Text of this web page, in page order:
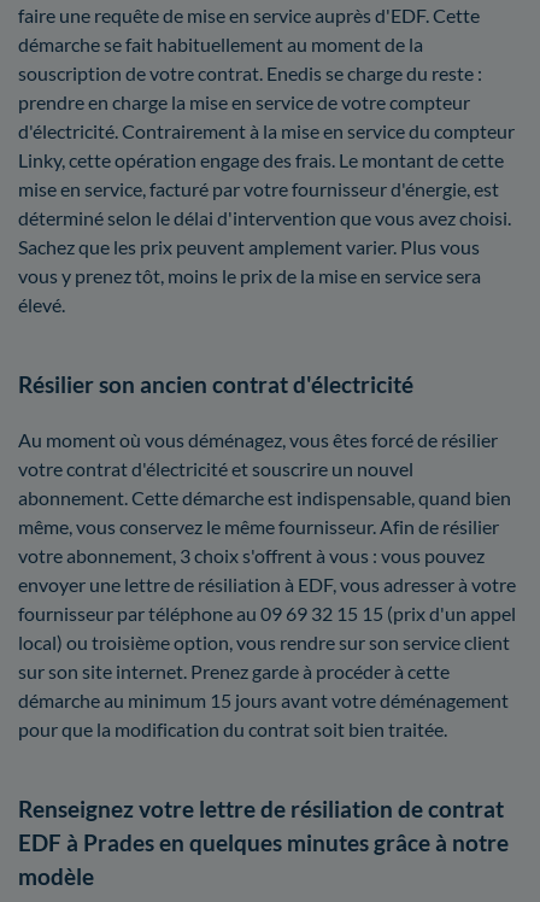
faire une requête de mise en service auprès d'EDF. Cette
démarche se fait habituellement au moment de la
souscription de votre contrat. Enedis se charge du reste :
prendre en charge la mise en service de votre compteur
d'électricité. Contrairement à la mise en service du compteur
Linky, cette opération engage des frais. Le montant de cette
mise en service, facturé par votre fournisseur d'énergie, est
déterminé selon le délai d'intervention que vous avez choisi.
Sachez que les prix peuvent amplement varier. Plus vous
vous y prenez tôt, moins le prix de la mise en service sera
élevé.
Résilier son ancien contrat d'électricité
Au moment où vous déménagez, vous êtes forcé de résilier
votre contrat d'électricité et souscrire un nouvel
abonnement. Cette démarche est indispensable, quand bien
même, vous conservez le même fournisseur. Afin de résilier
votre abonnement, 3 choix s'offrent à vous : vous pouvez
envoyer une lettre de résiliation à EDF, vous adresser à votre
fournisseur par téléphone au 09 69 32 15 15 (prix d'un appel
local) ou troisième option, vous rendre sur son service client
sur son site internet. Prenez garde à procéder à cette
démarche au minimum 15 jours avant votre déménagement
pour que la modification du contrat soit bien traitée.
Renseignez votre lettre de résiliation de contrat
EDF à Prades en quelques minutes grâce à notre
modèle